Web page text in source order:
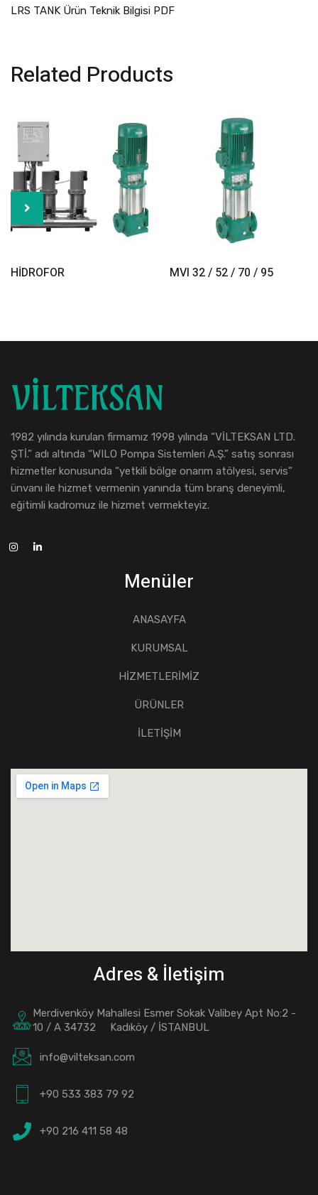
LRS TANK Ürün Teknik Bilgisi PDF
Related Products
Read More
HİDROFOR Read More
MVI 32 / 52 / 70 / 95
1982 yılında kurulan firmamız 1998 yılında “VİLTEKSAN LTD.
ŞTİ.” adı altında “WILO Pompa Sistemleri A.Ş.” satış sonrası
hizmetler konusunda “yetkili bölge onarım atölyesi, servis”
ünvanı ile hizmet vermenin yanında tüm branş deneyimli,
eğitimli kadromuz ile hizmet vermekteyiz.
Menüler
ANASAYFA
KURUMSAL
HİZMETLERİMİZ
ÜRÜNLER
İLETİŞİM
Adres & İletişim
Merdivenköy Mahallesi Esmer Sokak Valibey Apt No:2 -
10 / A 34732 Kadıköy / İSTANBUL
info@vilteksan.com
+90 533 383 79 92
+90 216 411 58 48